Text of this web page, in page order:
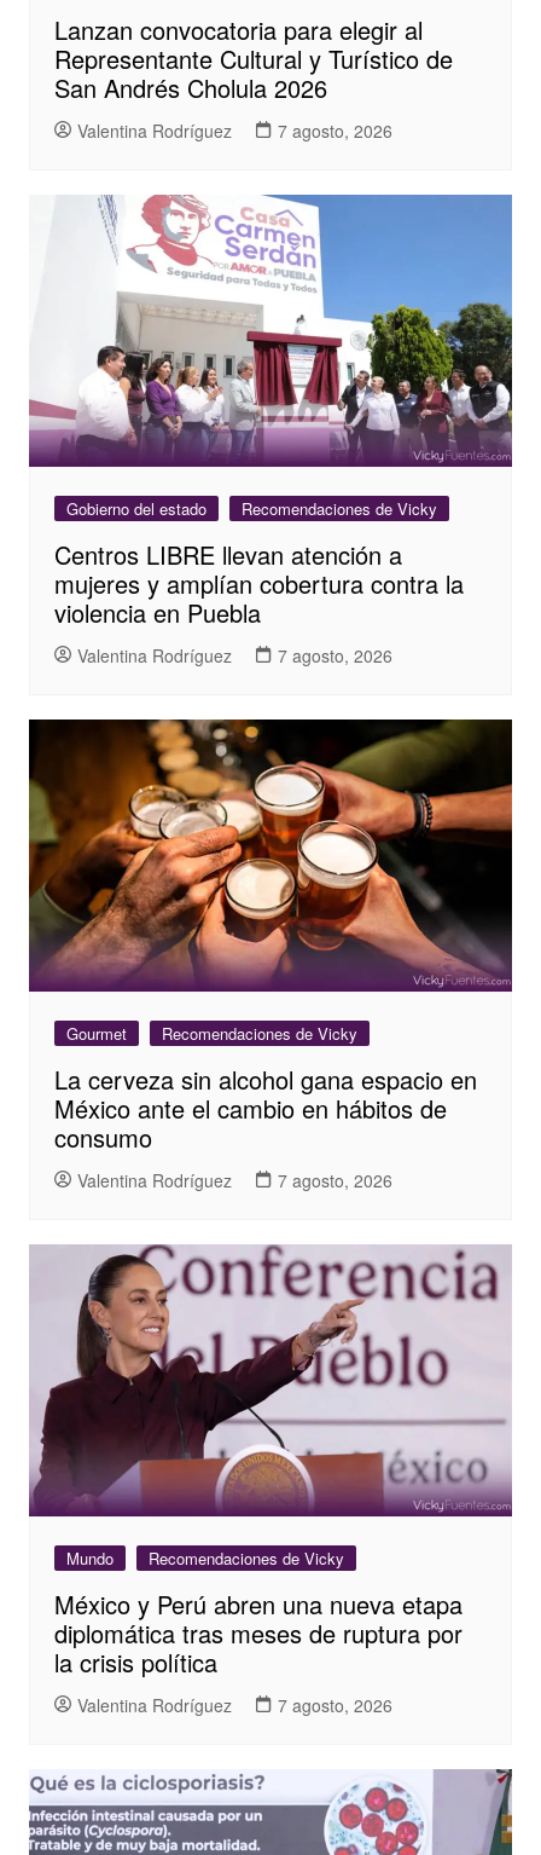
Lanzan convocatoria para elegir al
Representante Cultural y Turístico de
San Andrés Cholula 2026
Valentina Rodríguez 7 agosto, 2026
Gobierno del estado Recomendaciones de Vicky
Centros LIBRE llevan atención a
mujeres y amplían cobertura contra la
violencia en Puebla
Valentina Rodríguez 7 agosto, 2026
Gourmet Recomendaciones de Vicky
La cerveza sin alcohol gana espacio en
México ante el cambio en hábitos de
consumo
Valentina Rodríguez 7 agosto, 2026
Mundo Recomendaciones de Vicky
México y Perú abren una nueva etapa
diplomática tras meses de ruptura por
la crisis política
Valentina Rodríguez 7 agosto, 2026